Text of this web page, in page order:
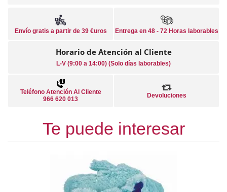
Envío gratis a partir de 39 €uros Entrega en 48 - 72 Horas laborables
Horario de Atención al Cliente
L-V (9:00 a 14:00) (Solo días laborables)
Teléfono Atención Al Cliente
966 620 013
Devoluciones
Te puede interesar